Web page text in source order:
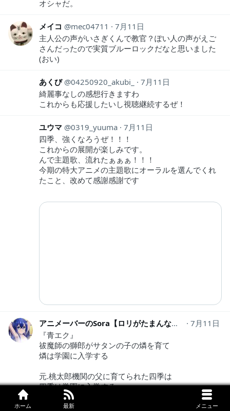
ホーム 最新 メニュー
オシャだ。
メイコ mec04711
7月11日
主人公の声がいさぎくんで教官？ぽい人の声がえご
さんだったので実質ブルーロックだなと思いました
(おい)
あくび 04250920_akubi_
7月11日
綺麗事なしの感想行きますわ
これからも応援したいし視聴継続するぜ！
ユウマ 0319_yuuma 7月11日
四季、強くなろうぜ！！！
これからの展開が楽しみです。
んで主題歌、流れたぁぁぁ！！！
今期の特大アニメの主題歌にオーラルを選んでくれ
たこと、改めて感謝感謝です
アニメーバーのSora【ロリがたまんないんだよ】
7月11日
『青エク』
祓魔師の獅郎がサタンの子の燐を育て
燐は学園に入学する
元.桃太郎機関の父に育てられた四季は
四季は学園に入学する
青エクも一緒に流れてたwww